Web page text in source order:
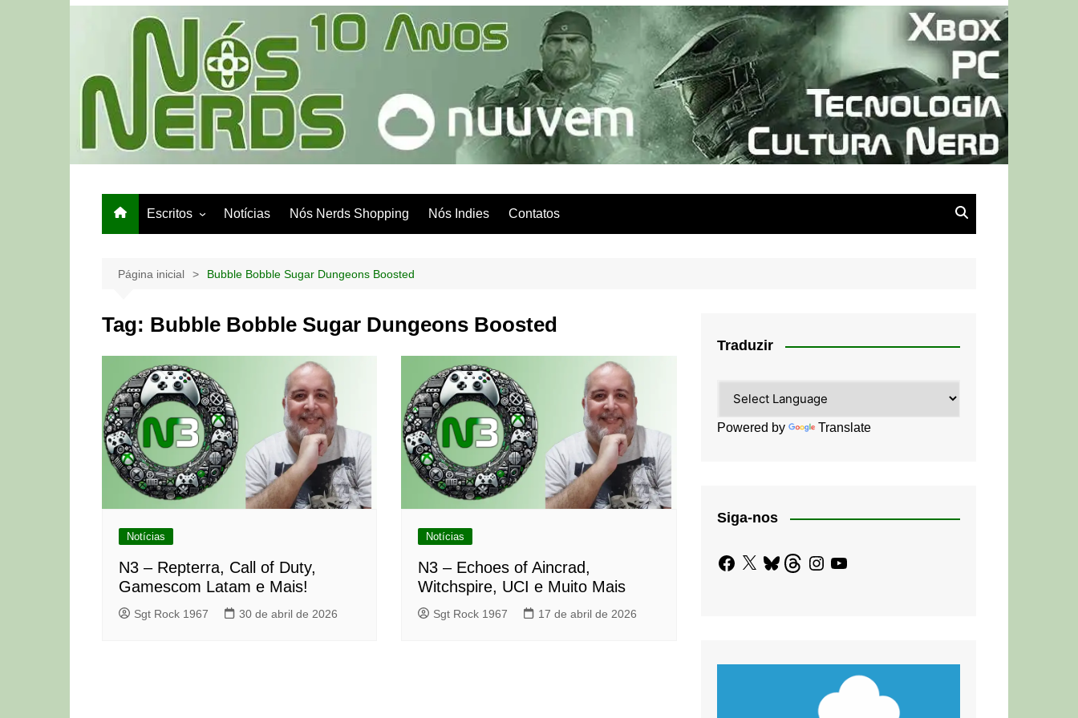
Escritos
Papo de Bar
Notícias Nós Nerds Shopping Nós Indies Contatos
Página inicial Bubble Bobble Sugar Dungeons Boosted
Tag: Bubble Bobble Sugar Dungeons Boosted
Notícias
N3 – Repterra, Call of Duty,
Gamescom Latam e Mais!
Sgt Rock 1967 30 de abril de 2026
Notícias
N3 – Echoes of Aincrad,
Witchspire, UCI e Muito Mais
Sgt Rock 1967 17 de abril de 2026
Traduzir
Powered by Translate
Siga-nos
Facebook
X BlueskyThreadsInstagram
YouTube